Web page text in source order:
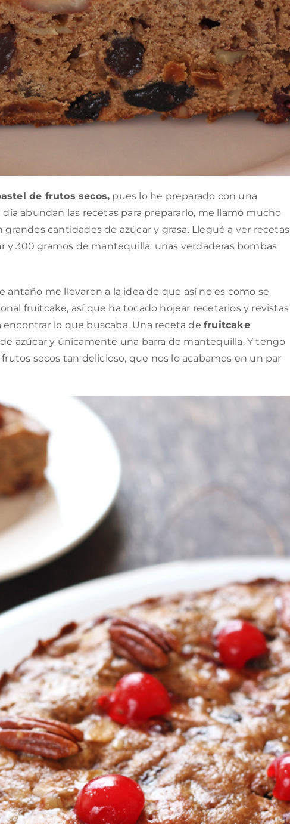
de frutos secos, pues lo he preparado con una
abundan las recetas para prepararlo, me llamó mucho
grandes cantidades de azúcar y grasa. Llegué a ver recetas
y 300 gramos de mantequilla: unas verdaderas bombas
antaño me llevaron a la idea de que así no es como se
fruitcake, así que ha tocado hojear recetarios y revistas
encontrar lo que buscaba. Una receta defruitcake
azúcar y únicamente una barra de mantequilla. Y tengo
secos tan delicioso, que nos lo acabamos en un par